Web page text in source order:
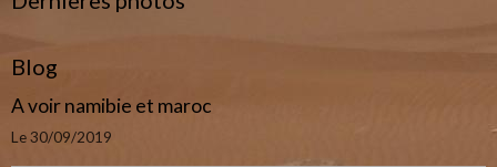
Blog
A voir namibie et maroc
Le 30/09/2019